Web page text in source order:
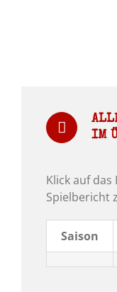
IM
Klick auf
Spielbericht
Saison